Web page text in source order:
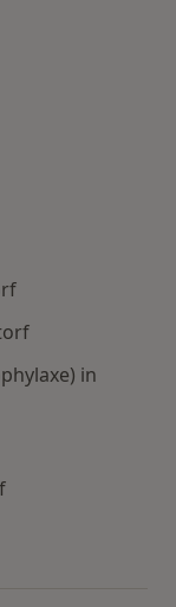
in